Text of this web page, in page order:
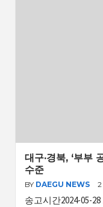
대구·경북, ‘부부
수준
BY DAEGU NEWS 2
송고시간2024-05-